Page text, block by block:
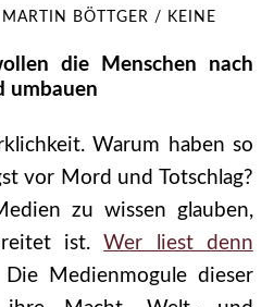
MARTIN BÖTTGER /
KEINE
die Menschen nach
umbauen
Warum haben so
vor Mord und Totschlag?
zu wissen glauben,
ist.Wer liest denn
Die Medienmogule dieser